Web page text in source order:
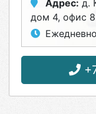
Адрес: д.
дом 4, офис